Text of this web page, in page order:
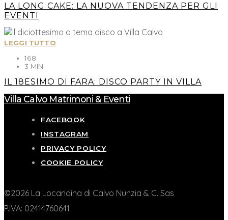
LA LONG CAKE: LA NUOVA TENDENZA PER GLI
EVENTI
LEGGI TUTTO
168
3 MIN
IL 18ESIMO DI FARA: DISCO PARTY IN VILLA
Villa Calvo Matrimoni & Eventi
FACEBOOK
INSTAGRAM
PRIVACY POLICY
COOKIE POLICY
©2026 La Locandina di Calvo Nunzia & C. Sas
P.IVA: 02414760641